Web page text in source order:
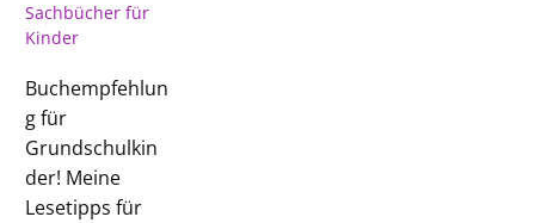
Sachbücher für
Kinder
Buchempfehlun
g für
Grundschulkin
der! Meine
Lesetipps für